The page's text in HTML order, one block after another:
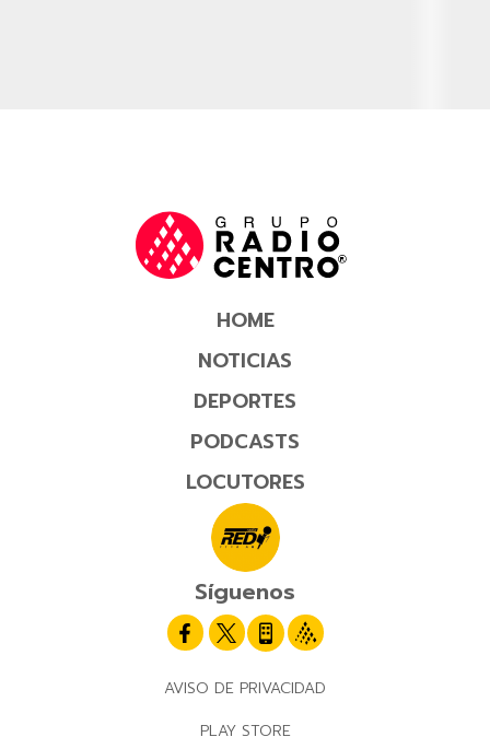
HOME
NOTICIAS
DEPORTES
PODCASTS
LOCUTORES
Síguenos
AVISO DE PRIVACIDAD
PLAY STORE